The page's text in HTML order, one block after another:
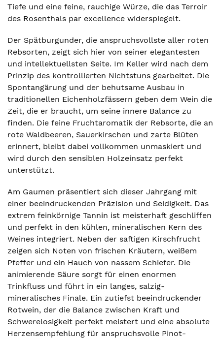
Tiefe und eine feine, rauchige Würze, die das Terroir
des Rosenthals par excellence widerspiegelt.
Der Spätburgunder, die anspruchsvollste aller roten
Rebsorten, zeigt sich hier von seiner elegantesten
und intellektuellsten Seite. Im Keller wird nach dem
Prinzip des kontrollierten Nichtstuns gearbeitet. Die
Spontangärung und der behutsame Ausbau in
traditionellen Eichenholzfässern geben dem Wein die
Zeit, die er braucht, um seine innere Balance zu
finden. Die feine Fruchtaromatik der Rebsorte, die an
rote Waldbeeren, Sauerkirschen und zarte Blüten
erinnert, bleibt dabei vollkommen unmaskiert und
wird durch den sensiblen Holzeinsatz perfekt
unterstützt.
Am Gaumen präsentiert sich dieser Jahrgang mit
einer beeindruckenden Präzision und Seidigkeit. Das
extrem feinkörnige Tannin ist meisterhaft geschliffen
und perfekt in den kühlen, mineralischen Kern des
Weines integriert. Neben der saftigen Kirschfrucht
zeigen sich Noten von frischen Kräutern, weißem
Pfeffer und ein Hauch von nassem Schiefer. Die
animierende Säure sorgt für einen enormen
Trinkfluss und führt in ein langes, salzig-
mineralisches Finale. Ein zutiefst beeindruckender
Rotwein, der die Balance zwischen Kraft und
Schwerelosigkeit perfekt meistert und eine absolute
Herzensempfehlung für anspruchsvolle Pinot-